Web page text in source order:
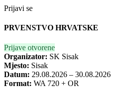
Prijavi se
PRVENSTVO HRVATSKE
Prijave otvorene
Organizator: SK Sisak
Mjesto: Sisak
Datum: 29.08.2026 – 30.08.2026
Format: WA 720 + OR